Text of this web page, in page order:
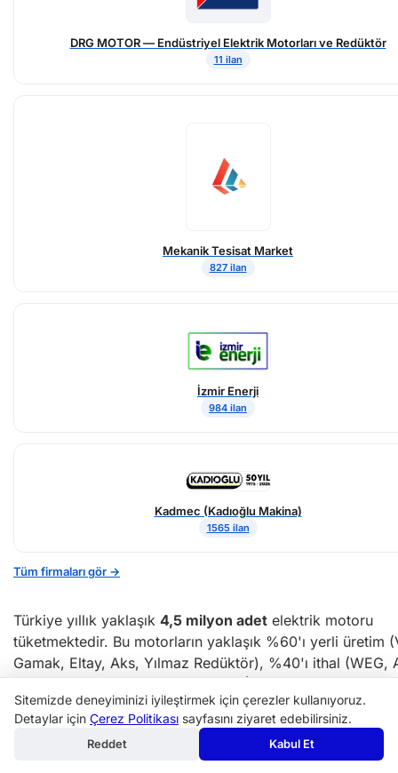
DRG MOTOR — Endüstriyel Elektrik Motorları ve Redüktör
11 ilan
Mekanik Tesisat Market
827 ilan
İzmir Enerji
984 ilan
Kadmec (Kadıoğlu Makina)
1565 ilan
Tüm firmaları gör →
Türkiye yıllık yaklaşık 4,5 milyon adet elektrik motoru
tüketmektedir. Bu motorların yaklaşık %60'ı yerli üretim
Gamak, Eltay, Aks, Yılmaz Redüktör), %40'ı ithal (WEG,
Orta Doğu, Afrika ve Balkan ülkelerine yıllık yaklaşık
milyon USDmotor ihraç etmektedir.
Sektörel dağılım açısından motor talebinin %35'i
Sitemizde deneyiminizi iyileştirmek için çerezler kullanıyoruz.
Detaylar için Çerez Politikası sayfasını ziyaret edebilirsiniz.
Reddet Kabul Et